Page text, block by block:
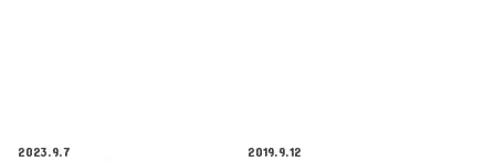
2023.9.7
2019.9.12